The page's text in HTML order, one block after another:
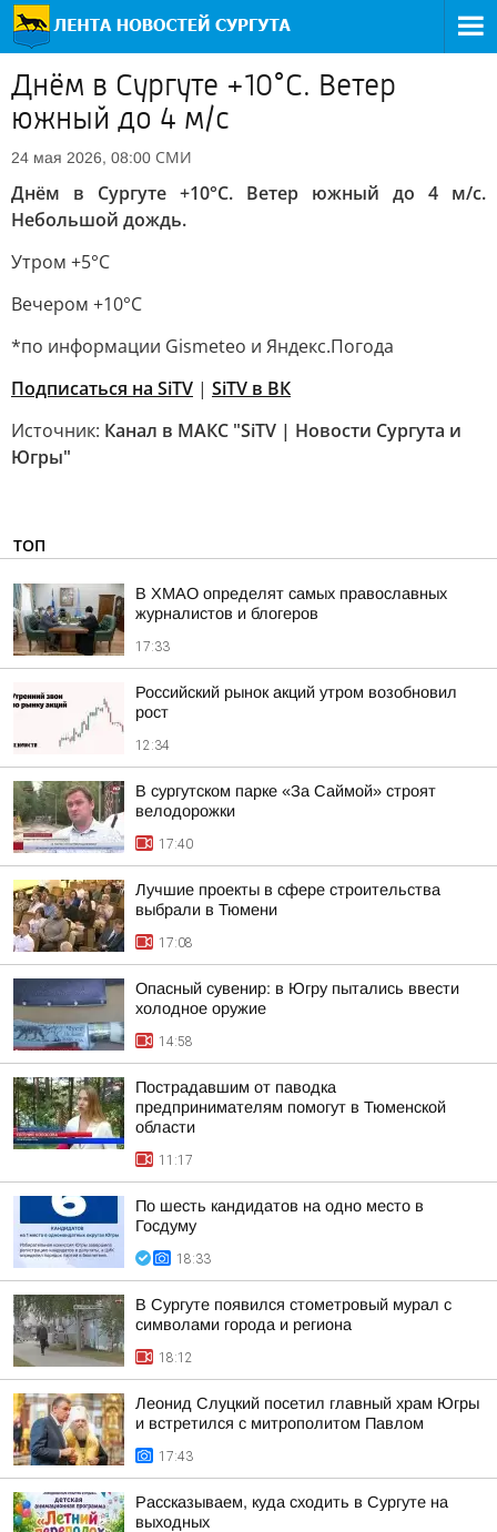
Днём в Сургуте +10°С. Ветер
южный до 4 м/с
24 мая 2026, 08:00 СМИ
Днём в Сургуте +10°С. Ветер южный до 4 м/с.
Небольшой дождь.
Утром +5°С
Вечером +10°С
*по информации Gismeteo и Яндекс.Погода
Подписаться на SiTV | SiTV в ВК
Источник: Канал в МАКС "SiTV | Новости Сургута и
Югры"
ТОП
В ХМАО определят самых православных
журналистов и блогеров
17:33
Российский рынок акций утром возобновил
рост
12:34
В сургутском парке «За Саймой» строят
велодорожки
17:40
Лучшие проекты в сфере строительства
выбрали в Тюмени
17:08
Опасный сувенир: в Югру пытались ввести
холодное оружие
14:58
Пострадавшим от паводка
предпринимателям помогут в Тюменской
области
11:17
По шесть кандидатов на одно место в
Госдуму
18:33
В Сургуте появился стометровый мурал с
символами города и региона
18:12
Леонид Слуцкий посетил главный храм Югры
и встретился с митрополитом Павлом
17:43
Рассказываем, куда сходить в Сургуте на
выходных